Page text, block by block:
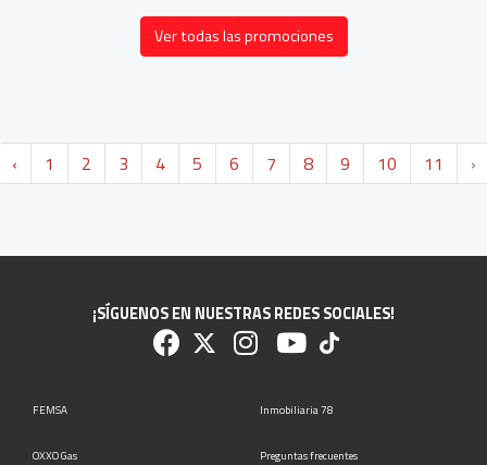
Ver todas las promociones
‹ 1 2 3 4 5 6 7 8 9 10 11 ›
¡SÍGUENOS EN NUESTRAS REDES SOCIALES!
FEMSA Inmobiliaria 78
OXXO Gas Preguntas frecuentes